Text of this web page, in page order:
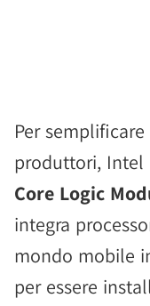
Per
produttori, Intel
Core Logic
integra
mondo mobile
per essere